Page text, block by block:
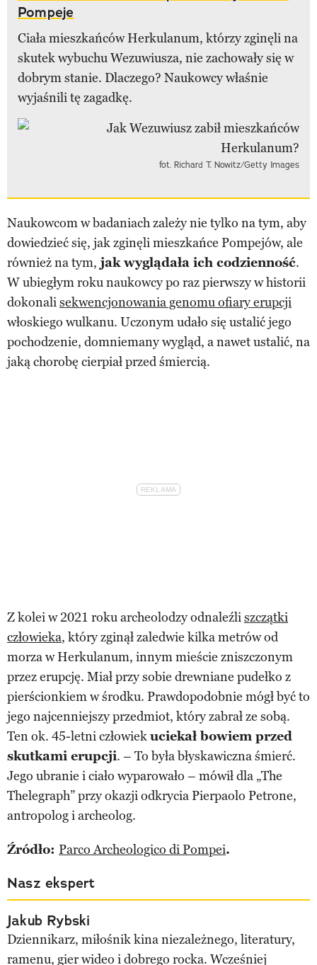
Pompeje
Ciała mieszkańców Herkulanum, którzy zginęli na
skutek wybuchu Wezuwiusza, nie zachowały się w
dobrym stanie. Dlaczego? Naukowcy właśnie
wyjaśnili tę zagadkę.
fot. Richard T. Nowitz/Getty Images
Naukowcom w badaniach zależy nie tylko na tym, aby
dowiedzieć się, jak zginęli mieszkańce Pompejów, ale
również na tym, jak wyglądała ich codzienność.
W ubiegłym roku naukowcy po raz pierwszy w historii
dokonalisekwencjonowania genomu ofiary erupcji
włoskiego wulkanu. Uczonym udało się ustalić jego
pochodzenie, domniemany wygląd, a nawet ustalić, na
jaką chorobę cierpiał przed śmiercią.
Z kolei w 2021 roku archeolodzy odnaleźliszczątki
człowieka, który zginął zaledwie kilka metrów od
morza w Herkulanum, innym mieście zniszczonym
przez erupcję. Miał przy sobie drewniane pudełko z
pierścionkiem w środku. Prawdopodobnie mógł być to
jego najcenniejszy przedmiot, który zabrał ze sobą.
Ten ok. 45-letni człowiekuciekał bowiem przed
skutkami erupcji. – To była błyskawiczna śmierć.
Jego ubranie i ciało wyparowało – mówił dla „The
Thelegraph” przy okazji odkrycia Pierpaolo Petrone,
antropolog i archeolog.
Źródło: Parco Archeologico di Pompei.
Nasz ekspert
Jakub Rybski
Dziennikarz, miłośnik kina niezależnego, literatury,
ramenu, gier wideo i dobrego rocka. Wcześniej